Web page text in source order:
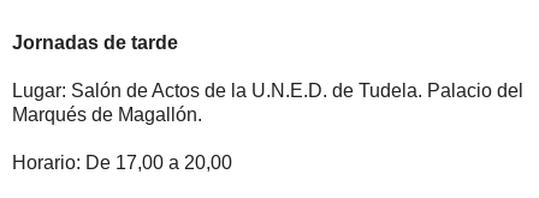
Jornadas de tarde
Lugar: Salón de Actos de la U.N.E.D. de Tudela. Palacio del
Marqués de Magallón.
Horario: De 17,00 a 20,00